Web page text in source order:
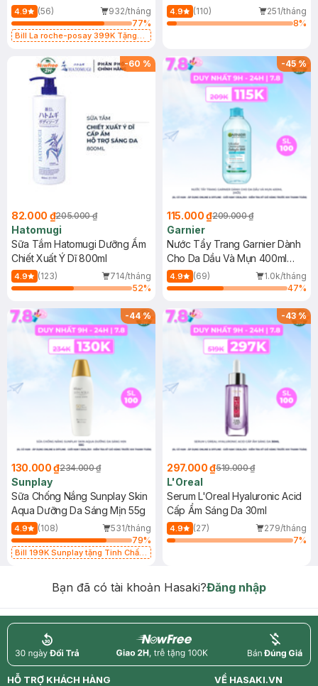
Dụng 40ml
4.9 (56)
932/tháng
77%
Bill La roche-posay 399K Tặng
(SL có hạn)
40ml
4.9 (110)
251/tháng
8%
-60 %
82.000 ₫205.000 ₫
Hatomugi
Sữa Tắm Hatomugi Dưỡng Ẩm
Chiết Xuất Ý Dĩ 800ml
4.9 (123)
714/tháng
52%
-45%
115.000 ₫209.000 ₫
Garnier
Nước Tẩy Trang Garnier Dành
Cho Da Dầu Và Mụn 400ml
(Mới)
4.9 (69)
1.0k/tháng
47%
-44%
130.000 ₫234.000 ₫
Sunplay
Sữa Chống Nắng Sunplay Skin
Aqua Dưỡng Da Sáng Mịn 55g
4.9 (108)
531/tháng
79%
Bill 199K Sunplay tặng Tinh Chất
-43%
297.000 ₫519.000 ₫
L'Oreal
Serum L'Oreal Hyaluronic Acid
Cấp Ẩm Sáng Da 30ml
4.9 (27)
279/tháng
7%
Bạn đã có tài khoản Hasaki?Đăng nhập
return nowfree price
HỖ TRỢ KHÁCH HÀNG
VỀ HASAKI.VN